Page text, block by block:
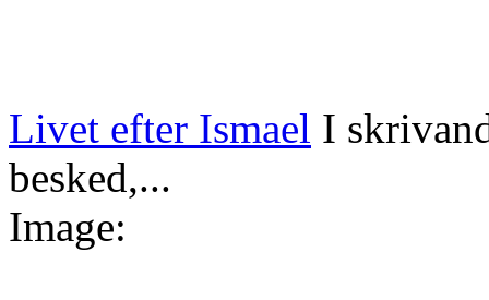
Livet efter Ismael I
besked,...
Image: